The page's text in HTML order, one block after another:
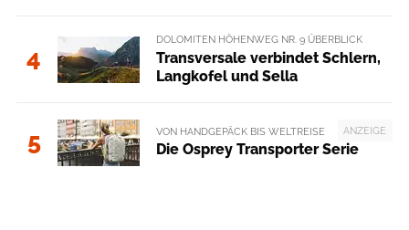
4
DOLOMITEN HÖHENWEG NR. 9 ÜBERBLICK
Transversale verbindet Schlern,
Langkofel und Sella
5 ANZEIGE
VON HANDGEPÄCK BIS WELTREISE
Die Osprey Transporter Serie